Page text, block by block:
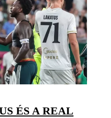
ÉS A REAL